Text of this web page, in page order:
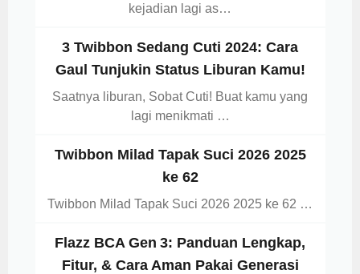
kejadian lagi as…
3 Twibbon Sedang Cuti 2024: Cara
Gaul Tunjukin Status Liburan Kamu!
Saatnya liburan, Sobat Cuti! Buat kamu yang
lagi menikmati …
Twibbon Milad Tapak Suci 2026 2025
ke 62
Twibbon Milad Tapak Suci 2026 2025 ke 62 …
Flazz BCA Gen 3: Panduan Lengkap,
Fitur, & Cara Aman Pakai Generasi